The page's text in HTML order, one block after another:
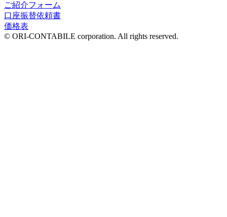
ご紹介フォーム
口座振替依頼書
価格表
© ORI-CONTABILE corporation. All rights reserved.